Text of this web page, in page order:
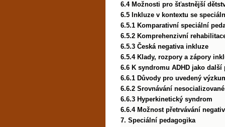
6.4 Možnosti pro šťastnější
6.5 Inkluze v kontextu se
6.5.1 Komparativní speciální
6.5.2 Komprehenzivní
6.5.3 Česká negativa inkluze
6.5.4 Klady, rozpory a zápory
6.6 K syndromu ADHD jako
6.6.1 Důvody pro uvedený
6.6.2 Srovnávání
6.6.3 Hyperkinetický syndrom
6.6.4 Možnost přetrvávání
7. Speciální pedagogika